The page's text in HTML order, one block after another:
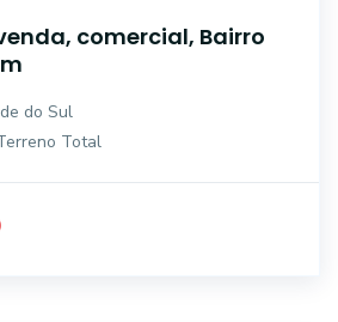
comercial, Bairro
do Sul
Total